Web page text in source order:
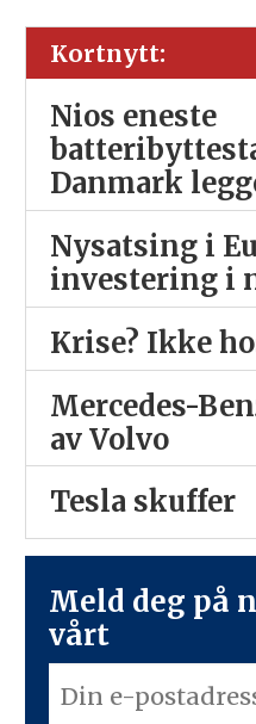
Kortnytt:
Nios eneste
Danmark
Nysatsing i
investering i
Krise? Ikke
Mercedes-
av Volvo
Tesla skuffer
Meld deg på
vårt